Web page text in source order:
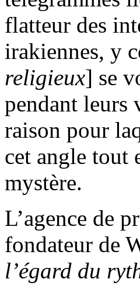
flatteur des
irakiennes, y
religieux] se
pendant leurs
raison pour
cet angle tout
mystère.
L’agence de
fondateur de
l’égard du